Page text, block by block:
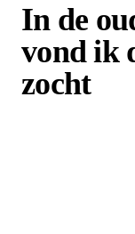
In de
vond ik
zocht